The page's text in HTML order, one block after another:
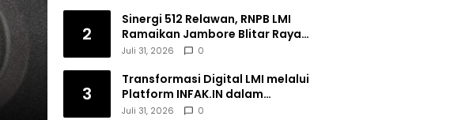
2
Sinergi 512 Relawan, RNPB LMI
Ramaikan Jambore Blitar Raya
2026
Juli 31, 2026 0
3
Transformasi Digital LMI melalui
Platform INFAK.IN dalam
Meningkatkan Penghimpunan
Juli 31, 2026 0